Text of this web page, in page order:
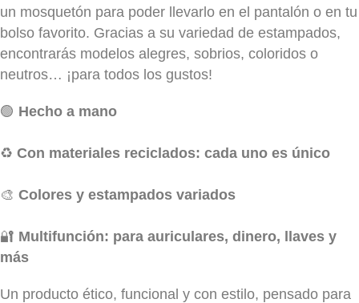
un mosquetón para poder llevarlo en el pantalón o en tu
bolso favorito. Gracias a su variedad de estampados,
encontrarás modelos alegres, sobrios, coloridos o
neutros… ¡para todos los gustos!
🟢 Hecho a mano
♻️ Con materiales reciclados: cada uno es único
🎨 Colores y estampados variados
🔐 Multifunción: para auriculares, dinero, llaves y
más
Un producto ético, funcional y con estilo, pensado para